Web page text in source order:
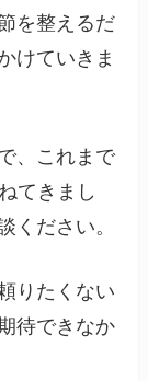
を整えるだ
けていきま
、これまで
てきまし
ください。
りたくない
待できなか